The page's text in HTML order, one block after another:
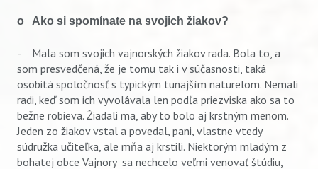
o Ako si spomínate na svojich žiakov?
- Mala som svojich vajnorských žiakov rada. Bola to, a
som presvedčená, že je tomu tak i v súčasnosti, taká
osobitá spoločnosť s typickým tunajším naturelom. Nemali
radi, keď som ich vyvolávala len podľa priezviska ako sa to
bežne robieva. Žiadali ma, aby to bolo aj krstným menom.
Jeden zo žiakov vstal a povedal, pani, vlastne vtedy
súdružka učiteľka, ale mňa aj krstili. Niektorým mladým z
bohatej obce Vajnory sa nechcelo veľmi venovať štúdiu,